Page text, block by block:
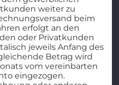
weiter zu
beim
erfolgt an den
oder Privatkunden
jeweils Anfang des
Betrag wird
vom vereinbarten
eingezogen.